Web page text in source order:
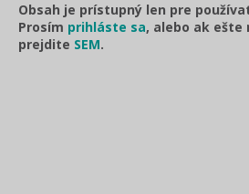
Obsah je prístupný len pre
Prosím prihláste sa, alebo ak ešte
prejdite SEM.